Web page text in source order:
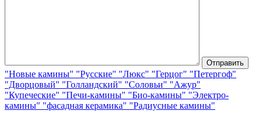
"Новые камины" "Русские" "Люкс" "Герцог" "Петергоф"
"Дворцовый" "Голландский" "Соловьи" "Ажур"
"Купеческие" "Печи-камины" "Био-камины" "Электро-
камины" "фасадная керамика" "Радиусные камины"